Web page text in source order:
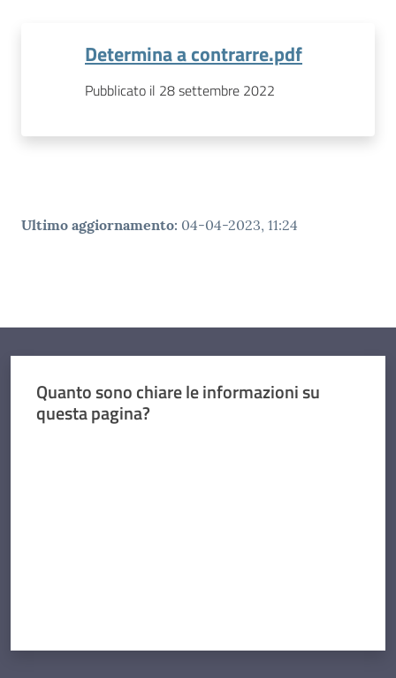
Determina a contrarre.pdf
Pubblicato il 28 settembre 2022
Ultimo aggiornamento: 04-04-2023, 11:24
Quanto sono chiare le informazioni su
questa pagina?